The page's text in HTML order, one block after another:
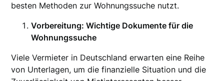
besten Methoden zur Wohnungssuche nutzt.
Vorbereitung: Wichtige Dokumente für die
Wohnungssuche
Viele Vermieter in Deutschland erwarten eine Reihe
von Unterlagen, um die finanzielle Situation und die